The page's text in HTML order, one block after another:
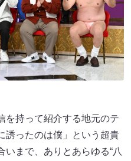
を持って紹介する地元のテ
ったのは僕」という超貴
まで、ありとあらゆる“八